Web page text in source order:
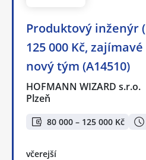
Produktový inženýr
125 000 Kč,
nový tým (A14510)
HOFMANN WIZARD s.r.o.
Plzeň
80 000 – 125 000 Kč
včerejší